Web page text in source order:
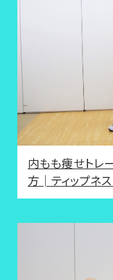
内もも痩せトレ
方│ティップネ